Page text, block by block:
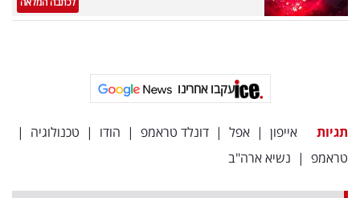
עקבו אחרינו
תגיות אייפון | אפל | דונלד טראמפ | הודו | טכנולוגיה |
טראמפ | נשיא ארה"ב